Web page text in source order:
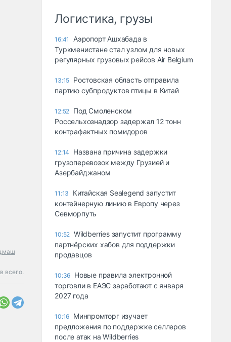
всего.
Логистика, грузы
16:41
Аэропорт Ашхабада в
Туркменистане стал узлом для новых
регулярных грузовых рейсов Air Belgium
13:15 Ростовская область отправила
партию субпродуктов птицы в Китай
12:52 Под Смоленском
Россельхознадзор задержал 12 тонн
контрафактных помидоров
12:14
Названа причина задержки
грузоперевозок между Грузией и
Азербайджаном
11:13
Китайская Sealegend запустит
контейнерную линию в Европу через
Севморпуть
10:52 Wildberries запустит программу
партнёрских хабов для поддержки
продавцов
10:36 Новые правила электронной
торговли в ЕАЭС заработают с января
2027 года
10:16 Минпромторг изучает
предложения по поддержке селлеров
после атак на Wildberries